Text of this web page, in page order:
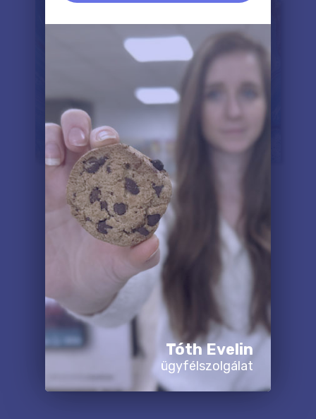
Tóth Evelin
ügyfélszolgálat